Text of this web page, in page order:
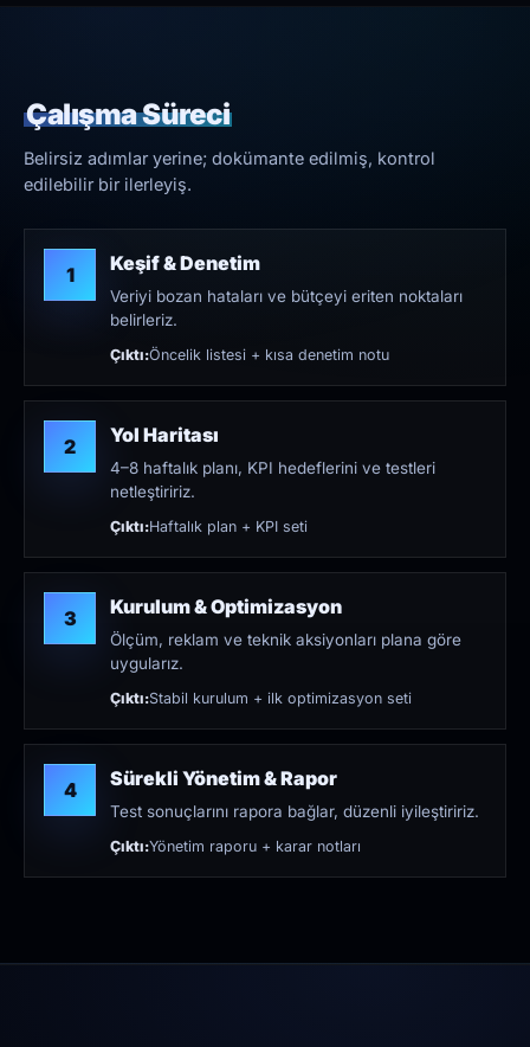
Çalışma Süreci
Belirsiz adımlar yerine; dokümante edilmiş, kontrol
edilebilir bir ilerleyiş.
1 Keşif & Denetim
Veriyi bozan hataları ve bütçeyi eriten noktaları
belirleriz.
Çıktı:Öncelik listesi + kısa denetim notu
2 Yol Haritası
4–8 haftalık planı, KPI hedeflerini ve testleri
netleştiririz.
Çıktı:Haftalık plan + KPI seti
3 Kurulum & Optimizasyon
Ölçüm, reklam ve teknik aksiyonları plana göre
uygularız.
Çıktı:Stabil kurulum + ilk optimizasyon seti
4 Sürekli Yönetim & Rapor
Test sonuçlarını rapora bağlar, düzenli iyileştiririz.
Çıktı:Yönetim raporu + karar notları